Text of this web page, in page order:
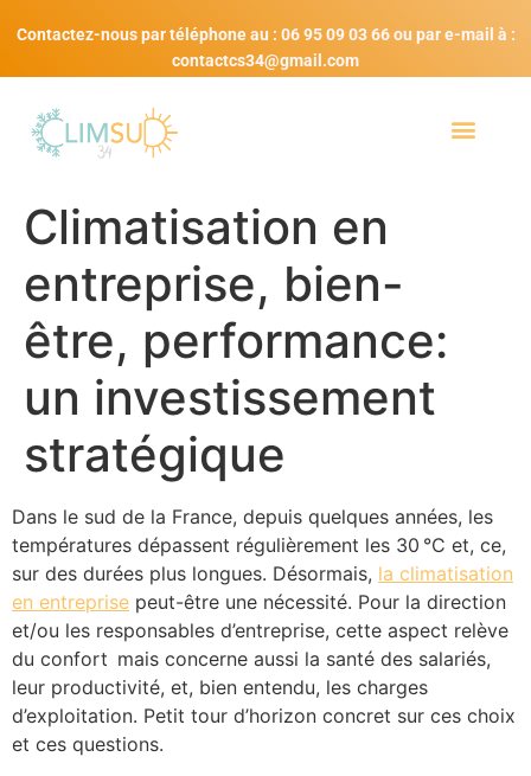
Contactez-nous par téléphone au : 06 95 09 03 66 ou par e-mail à :
contactcs34@gmail.com
Climatisation en
entreprise, bien-
être, performance:
un investissement
stratégique
Dans le sud de la France, depuis quelques années, les
températures dépassent régulièrement les 30 °C et, ce,
sur des durées plus longues. Désormais, la climatisation
en entreprise peut-être une nécessité. Pour la direction
et/ou les responsables d’entreprise, cette aspect relève
du confort mais concerne aussi la santé des salariés,
leur productivité, et, bien entendu, les charges
d’exploitation. Petit tour d’horizon concret sur ces choix
et ces questions.